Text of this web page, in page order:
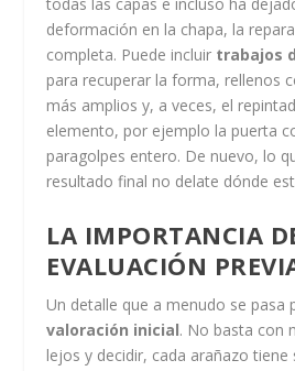
todas las capas e incluso ha
deformación en la chapa, la
completa. Puede incluir trabajos
para recuperar la forma, rellenos
más amplios y, a veces, el
elemento, por ejemplo la puerta
paragolpes entero. De nuevo, lo
resultado final no delate dónde
LA IMPORTANCIA
EVALUACIÓN
Un detalle que a menudo se pasa
valoración inicial. No basta con
lejos y decidir, cada arañazo tiene